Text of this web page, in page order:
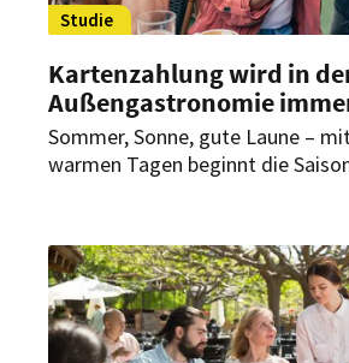
Studie
Kartenzahlung wird in
Außengastronomie
Sommer, Sonne, gute Laune –
warmen Tagen beginnt die
fördert vor allem spontane
positiven Effekten für den